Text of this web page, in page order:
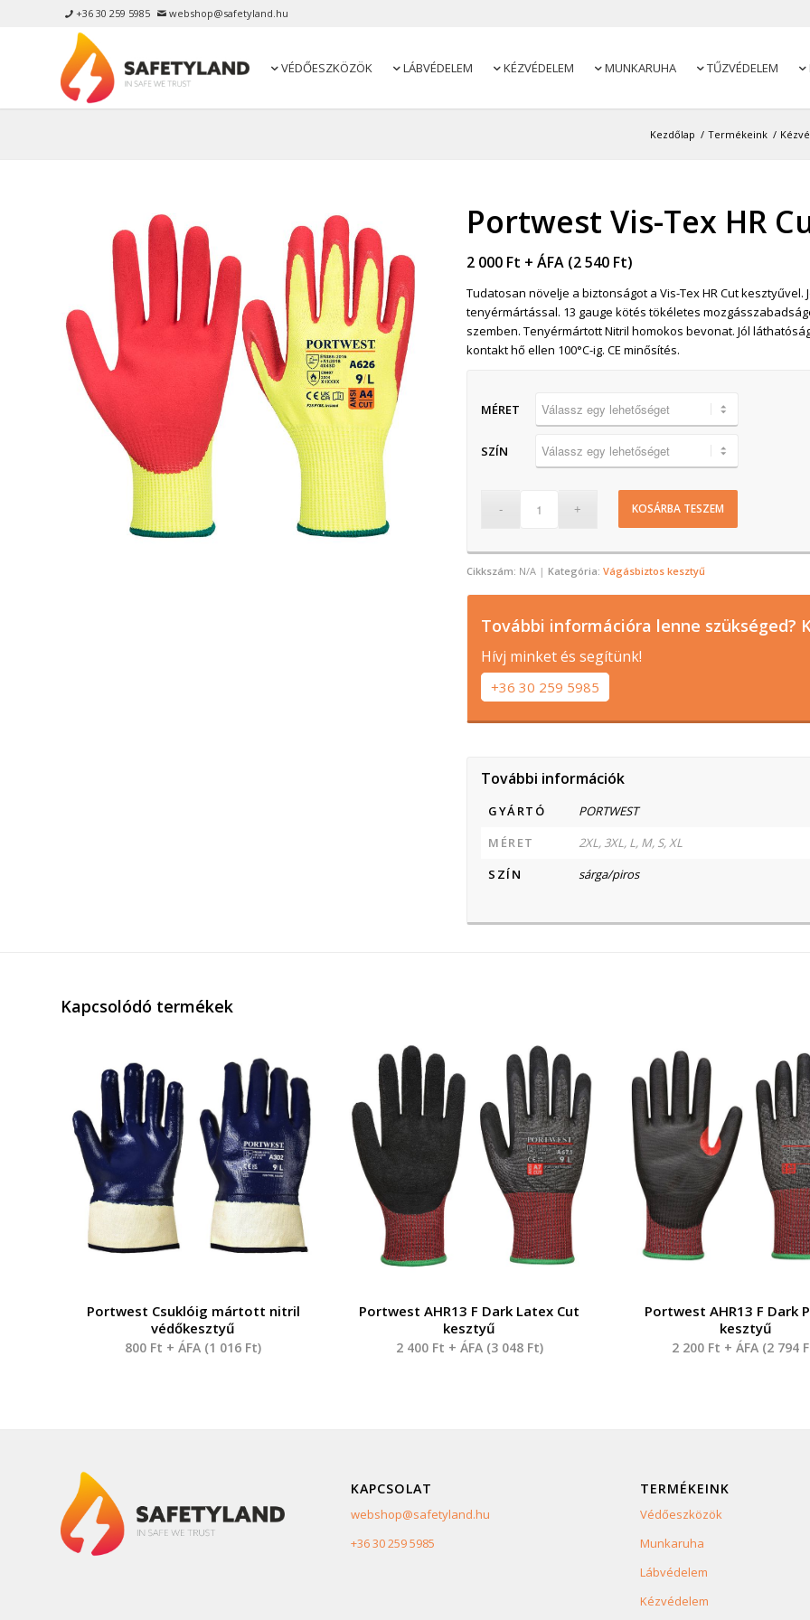
 +36 30 259 5985  webshop@safetyland.hu
 VÉDŐESZKÖZÖK  LÁBVÉDELEM  KÉZVÉDELEM  MUNKARUHA  TŰZVÉDELEM 
Kezdőlap / Termékeink /
Portwest Vis-Tex HR
2 000 Ft + ÁFA (2 540 Ft)
Tudatosan növelje a biztonságot a Vis-Tex HR Cut
tenyérmártással. 13 gauge kötés tökéletes
szemben. Tenyérmártott Nitril homokos bevonat. Jól
kontakt hő ellen 100°C-ig. CE minősítés.
MÉRET
SZÍN
KOSÁRBA TESZEM
Cikkszám: N/A Kategória:Vágásbiztos kesztyű
További információra lenne szükséged?
Hívj minket és segítünk!
+36 30 259 5985
További információk
GYÁRTÓ
PORTWEST
MÉRET
2XL, 3XL, L, M, S, XL
SZÍN
sárga/piros
Kapcsolódó termékek
Portwest Csuklóig mártott nitril
védőkesztyű
800 Ft + ÁFA (1 016 Ft)
Portwest AHR13 F Dark Latex Cut
kesztyű
2 400 Ft + ÁFA (3 048 Ft)
Portwest AHR13 F Dark
kesztyű
2 200 Ft + ÁFA (2 794
KAPCSOLAT
webshop@safetyland.hu
+36 30 259 5985
TERMÉKEINK
Védőeszközök
Munkaruha
Lábvédelem
Kézvédelem